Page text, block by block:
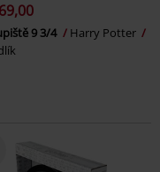
9 3/4
Harry Potter